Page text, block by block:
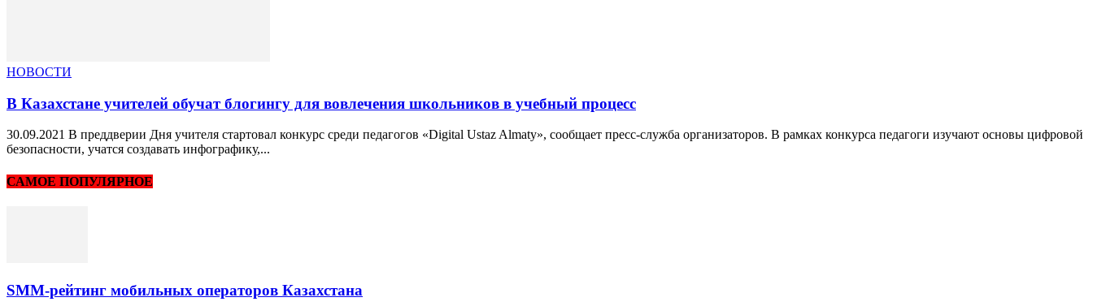
НОВОСТИ
В Казахстане учителей обучат блогингу для вовлечения школьников в учебный процесс
30.09.2021 В преддверии Дня учителя стартовал конкурс среди педагогов «Digital Ustaz Almaty», сообщает пресс-служба организаторов. В рамках конкурса педагоги изучают основы цифровой
безопасности, учатся создавать инфографику,...
САМОЕ ПОПУЛЯРНОЕ
SMM-рейтинг мобильных операторов Казахстана